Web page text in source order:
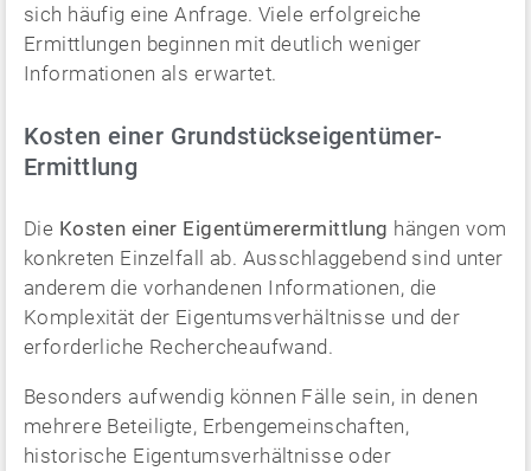
sich häufig eine Anfrage. Viele erfolgreiche
Ermittlungen beginnen mit deutlich weniger
Informationen als erwartet.
Kosten einer Grundstückseigentümer-
Ermittlung
Die Kosten einer Eigentümerermittlung hängen vom
konkreten Einzelfall ab. Ausschlaggebend sind unter
anderem die vorhandenen Informationen, die
Komplexität der Eigentumsverhältnisse und der
erforderliche Rechercheaufwand.
Besonders aufwendig können Fälle sein, in denen
mehrere Beteiligte, Erbengemeinschaften,
historische Eigentumsverhältnisse oder